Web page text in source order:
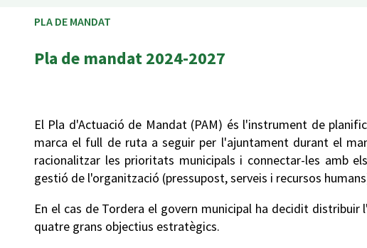
PLA DE MANDAT
Pla de mandat 2024-2027
El Pla d'Actuació de Mandat (PAM) és l'instrument de
marca el full de ruta a seguir per l'ajuntament durant el
racionalitzar les prioritats municipals i connectar-les amb
gestió de l'organització (pressupost, serveis i recursos
En el cas de Tordera el govern municipal ha decidit distribuir
quatre grans objectius estratègics.